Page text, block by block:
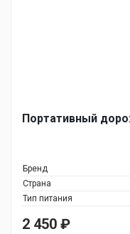
Портативный
Бренд
Страна
Тип питания
2 450 ₽